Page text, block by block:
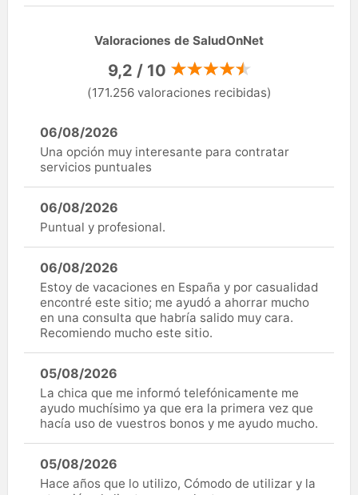
Valoraciones de SaludOnNet
9,2 / 10
(171.256 valoraciones recibidas)
06/08/2026
Una opción muy interesante para contratar
servicios puntuales
06/08/2026
Puntual y profesional.
06/08/2026
Estoy de vacaciones en España y por casualidad
encontré este sitio; me ayudó a ahorrar mucho
en una consulta que habría salido muy cara.
Recomiendo mucho este sitio.
05/08/2026
La chica que me informó telefónicamente me
ayudo muchísimo ya que era la primera vez que
hacía uso de vuestros bonos y me ayudo mucho.
05/08/2026
Hace años que lo utilizo, Cómodo de utilizar y la